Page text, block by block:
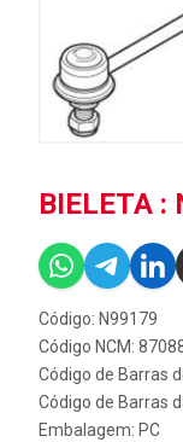
BIELETA :
Código: N99179
Código NCM:
Código de Barras
Código de Barras
Embalagem: PC